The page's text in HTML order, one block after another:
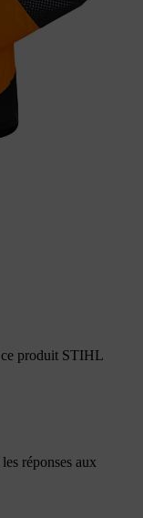
produit STIHL
réponses aux